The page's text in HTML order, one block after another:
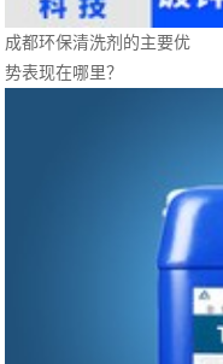
成都环保清洗剂的主要优
势表现在哪里？